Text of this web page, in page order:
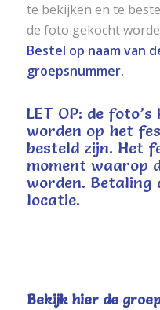
te bekijken en te
de foto gekocht
Bestel op naam van
groepsnummer.
LET OP: de
worden op het
besteld zijn. Het
moment waarop
worden. Betaling
locatie.
Bekijk hier de